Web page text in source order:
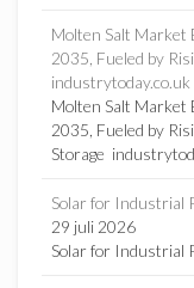
Molten Salt Market
2035, Fueled by
industrytoday.co.uk
Molten Salt Market
2035, Fueled by
Storage
Solar for Industrial
29 juli 2026
Solar for Industrial